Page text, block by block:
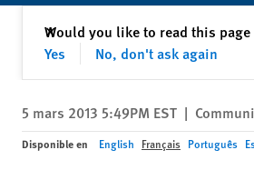
contentWould you like to read this
Yes
No, don't ask again
✕Fermer
5 mars 2013 5:49PM EST |
Disponible en English Français Português